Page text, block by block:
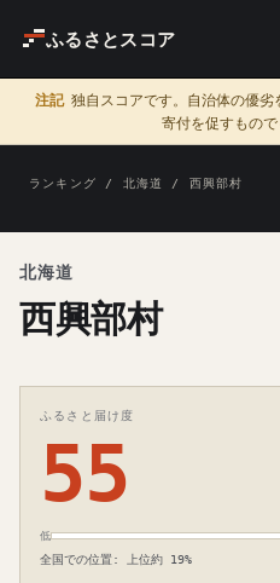
ふるさとスコア
注記 独自スコアです。自治体の優
寄付を促すもので
ランキング / 北海道 / 西興部村
北海道
西興部村
ふるさと届け度
55
低
全国での位置: 上位約 19%